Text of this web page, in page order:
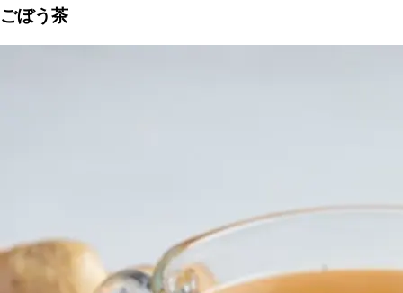
ごぼう茶